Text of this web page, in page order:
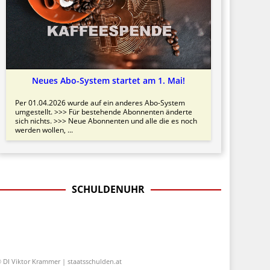
Neues Abo-System startet am 1. Mai!
Per 01.04.2026 wurde auf ein anderes Abo-System
umgestellt. >>> Für bestehende Abonnenten änderte
sich nichts. >>> Neue Abonnenten und alle die es noch
werden wollen, ...
SCHULDENUHR
DI Viktor Krammer | staatsschulden.at